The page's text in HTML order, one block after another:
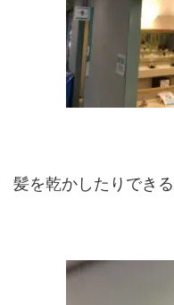
髪を乾かしたりでき